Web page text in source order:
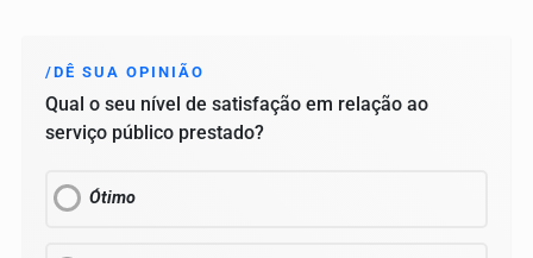
/DÊ SUA OPINIÃO
Qual o seu nível de satisfação em relação ao
serviço público prestado?
Ótimo